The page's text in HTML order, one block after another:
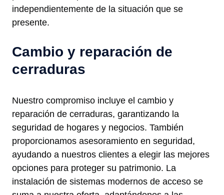
independientemente de la situación que se
presente.
Cambio y reparación de
cerraduras
Nuestro compromiso incluye el cambio y
reparación de cerraduras, garantizando la
seguridad de hogares y negocios. También
proporcionamos asesoramiento en seguridad,
ayudando a nuestros clientes a elegir las mejores
opciones para proteger su patrimonio. La
instalación de sistemas modernos de acceso se